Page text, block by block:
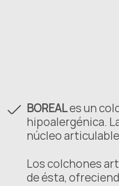
BOREALes un
hipoalergénica.
núcleo
Los colchones
de ésta,